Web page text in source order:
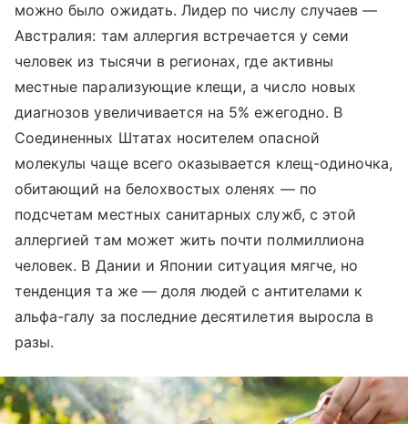
можно было ожидать. Лидер по числу случаев —
Австралия: там аллергия встречается у семи
человек из тысячи в регионах, где активны
местные парализующие клещи, а число новых
диагнозов увеличивается на 5% ежегодно. В
Соединенных Штатах носителем опасной
молекулы чаще всего оказывается клещ-одиночка,
обитающий на белохвостых оленях — по
подсчетам местных санитарных служб, с этой
аллергией там может жить почти полмиллиона
человек. В Дании и Японии ситуация мягче, но
тенденция та же — доля людей с антителами к
альфа-галу за последние десятилетия выросла в
разы.